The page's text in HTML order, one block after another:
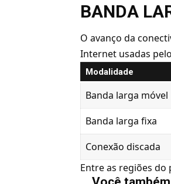
BANDA
O avanço da
Internet usadas
Modalidade
Banda larga móvel
Banda larga fixa
Conexão discada
Entre as regiões do